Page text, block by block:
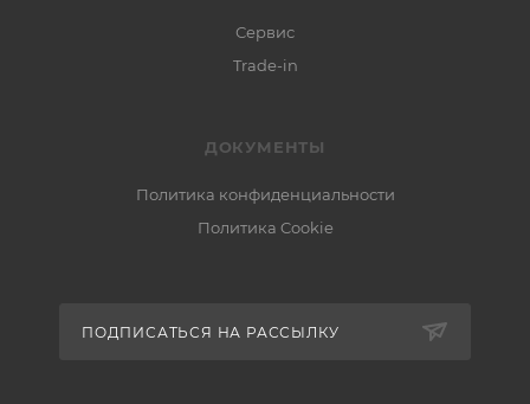
Сервис
Trade-in
ДОКУМЕНТЫ
Политика конфиденциальности
Политика Cookie
ПОДПИСАТЬСЯ НА РАССЫЛКУ